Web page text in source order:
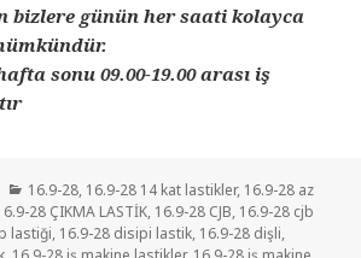
bizlere günün her saati kolayca
sonu 09.00-19.00 arası iş
Kategoriler
16.9-28, 16.9-28 14 kat lastikler, 16.9-28 az
28 ÇIKMA LASTİK, 16.9-28 CJB, 16.9-28 cjb
lastiği, 16.9-28 disipi lastik, 16.9-28 dişli,